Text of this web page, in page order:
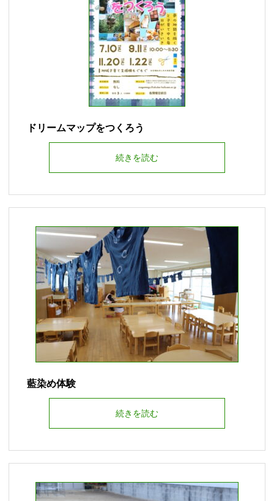
ドリームマップをつくろう
続きを読む
藍染め体験
続きを読む